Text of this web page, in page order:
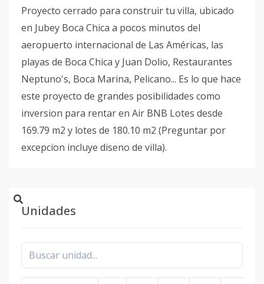
Proyecto cerrado para construir tu villa, ubicado
en Jubey Boca Chica a pocos minutos del
aeropuerto internacional de Las Américas, las
playas de Boca Chica y Juan Dolio, Restaurantes
Neptuno's, Boca Marina, Pelicano... Es lo que hace
este proyecto de grandes posibilidades como
inversion para rentar en Air BNB Lotes desde
169.79 m2 y lotes de 180.10 m2 (Preguntar por
excepcion incluye diseno de villa).
Unidades